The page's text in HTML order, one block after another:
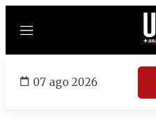
Menú
07 ago 2026